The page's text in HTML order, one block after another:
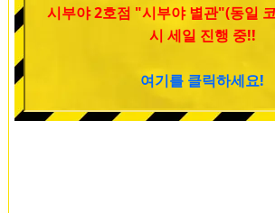
시부야 2호점 "시부야 별관"(동일
시 세일 진행 중!!
여기를 클릭하세요!